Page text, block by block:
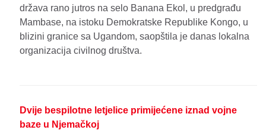
država rano jutros na selo Banana Ekol, u predgrađu
Mambase, na istoku Demokratske Republike Kongo, u
blizini granice sa Ugandom, saopštila je danas lokalna
organizacija civilnog društva.
Dvije bespilotne letjelice primijećene iznad vojne
baze u Njemačkoj